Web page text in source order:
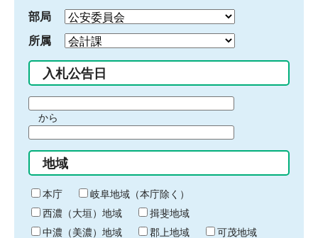
部局
所属
入札公告日
間
始
り
から
間
終
わ
り
地域
本庁
岐阜地域（本庁除く）
西濃（大垣）地域
揖斐地域
中濃（美濃）地域
郡上地域
可茂地域